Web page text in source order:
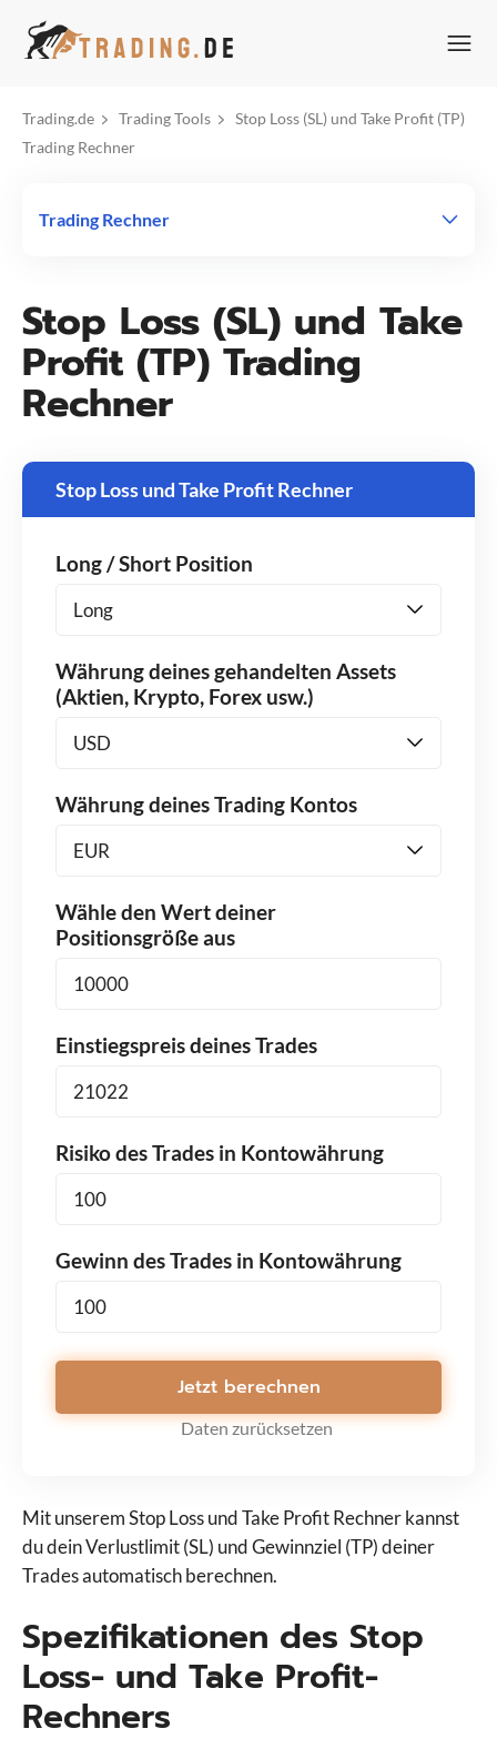
Inhalt
Trading.de Trading Tools
Stop Loss (SL) und Take Profit (TP)
Trading Rechner
Stop Loss (SL) und Take
Profit (TP) Trading
Rechner
Stop Loss und Take Profit Rechner
Long / Short Position
Währung deines gehandelten Assets
(Aktien, Krypto, Forex usw.)
Währung deines Trading Kontos
Wähle den Wert deiner
Positionsgröße aus
Einstiegspreis deines Trades
Risiko des Trades in Kontowährung
Gewinn des Trades in Kontowährung
Jetzt berechnen
Daten zurücksetzen
Mit unserem Stop Loss und Take Profit Rechner kannst
du dein Verlustlimit (SL) und Gewinnziel (TP) deiner
Trades automatisch berechnen.
Spezifikationen des Stop
Loss- und Take Profit-
Rechners
Trading Rechner